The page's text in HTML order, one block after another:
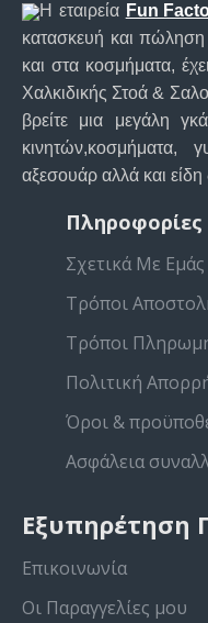
Η εταιρεία Fun
κατασκευή και
και στα κοσμήματα,
Χαλκιδικής Στοά &
βρείτε μια μεγάλη
κινητών,κοσμήματα,
αξεσουάρ αλλά και
Πληροφορίες
Σχετικά Με Εμάς
Τρόποι
Τρόποι
Πολιτική
Όροι &
Ασφάλεια
Εξυπηρέτηση
Επικοινωνία
Οι Παραγγελίες μου